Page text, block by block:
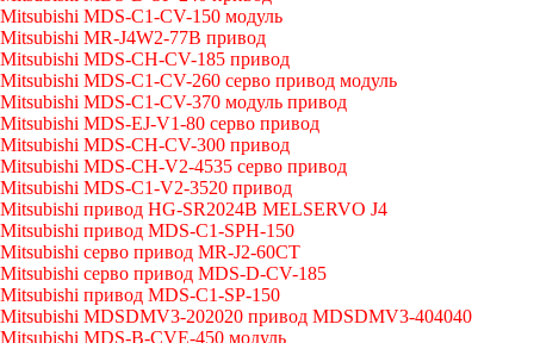
Mitsubishi MDS-C1-CV-150 модуль
Mitsubishi MR-J4W2-77B привод
Mitsubishi MDS-CH-CV-185 привод
Mitsubishi MDS-C1-CV-260 серво привод модуль
Mitsubishi MDS-C1-CV-370 модуль привод
Mitsubishi MDS-EJ-V1-80 серво привод
Mitsubishi MDS-CH-CV-300 привод
Mitsubishi MDS-CH-V2-4535 серво привод
Mitsubishi MDS-C1-V2-3520 привод
Mitsubishi привод HG-SR2024B MELSERVO J4
Mitsubishi привод MDS-C1-SPH-150
Mitsubishi серво привод MR-J2-60CT
Mitsubishi серво привод MDS-D-CV-185
Mitsubishi привод MDS-C1-SP-150
Mitsubishi MDSDMV3-202020 привод MDSDMV3-404040
Mitsubishi MDS-B-CVE-450 модуль